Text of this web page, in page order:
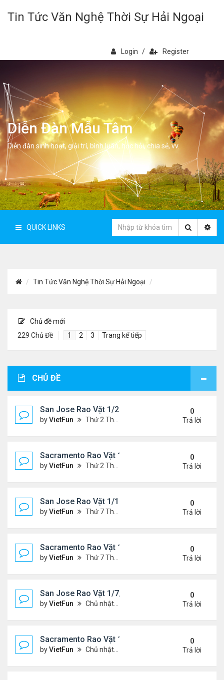
Tin Tức Văn Nghệ Thời Sự Hải Ngoại
Login / Register
Diễn Đàn Mẫu Tâm
Diễn đàn sinh hoạt, giải trí, bình luân, học hỏi, chia sẻ, vv.
QUICK LINKS
Tin Tức Văn Nghệ Thời Sự Hải Ngoại
Chủ đề mới
229 Chủ Đề
1 2 3 Trang kế tiếp
CHỦ ĐỀ
San Jose Rao Vặt 1/21/22- 1/28/22
byVietFun Thứ 2 Tháng 1 24, 2022 10:25 pm
0
Trả lời
Sacramento Rao Vặt 1/21/22- 1/28/22
byVietFun Thứ 2 Tháng 1 24, 2022 10:20 pm
0
Trả lời
San Jose Rao Vặt 1/14/22- 1/21/22
byVietFun Thứ 7 Tháng 1 15, 2022 8:54 pm
0
Trả lời
Sacramento Rao Vặt 1/14/22- 1/21/22
byVietFun Thứ 7 Tháng 1 15, 2022 8:49 pm
0
Trả lời
San Jose Rao Vặt 1/7/21- 1/14/22
byVietFun Chủ nhật Tháng 1 09, 2022 10:06 pm
0
Trả lời
Sacramento Rao Vặt 1/7/21- 1/14/22
byVietFun Chủ nhật Tháng 1 09, 2022 10:02 pm
0
Trả lời